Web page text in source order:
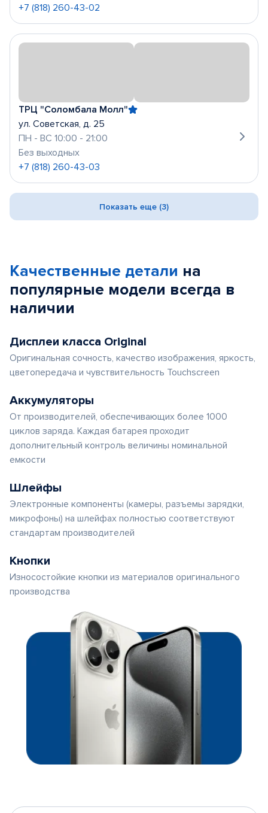
+7 (818) 260-43-02
ТРЦ "Соломбала Молл"
ул. Советская, д. 25
ПН - ВС 10:00 - 21:00
Без выходных
+7 (818) 260-43-03
Показать еще (3)
Качественные детали на
популярные модели всегда в
наличии
Дисплеи класса Original
Оригинальная сочность, качество изображения, яркость,
цветопередача и чувствительность Touchscreen
Аккумуляторы
От производителей, обеспечивающих более 1000
циклов заряда. Каждая батарея проходит
дополнительный контроль величины номинальной
емкости
Шлейфы
Электронные компоненты (камеры, разъемы зарядки,
микрофоны) на шлейфах полностью соответствуют
стандартам производителей
Кнопки
Износостойкие кнопки из материалов оригинального
производства